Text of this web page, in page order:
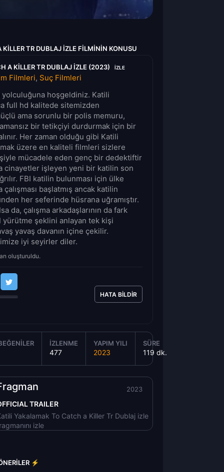
TR DUBLAJ IZLE FILMININ KONUSU
A KILLER TR DUBLAJ IZLE (2023) IZLE
Filmleri, Suç Filmleri
hoşgeldiniz. Katili
full hd kalitede sitemizden
ama sorunlu bir polis memuru,
bir tetikçiyi durdurmak için bir
Her zaman olduğu gibi Katili
üzere en kaliteli filmleri sizlere
mücadele eden genç bir dedektiftir
cinayetler işleyen yeni bir katilin son
FBI katilin bulunması için ülke
başlatmış ancak katilin
her seferinde hüsrana uğramıştır.
da, çalışma arkadaşlarının da fark
yürütme şeklini anlayan tek kişi
yavaş davanın içine çekilir.
iyi seyirler diler.
oluşturuldu.
HATA BILDIR
İZLENME
477
YAPIM YILI
2023
SÜRE
119 dk.
TRAILER
Yakalamak To Catch a Killer Tr Dublaj izle
izle
2023
⚡